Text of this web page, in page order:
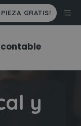
GRATIS!
y